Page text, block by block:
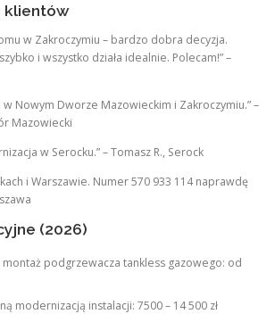
klientów
w Zakroczymiu – bardzo dobra decyzja.
i wszystko działa idealnie. Polecam!” –
w Nowym Dworze Mazowieckim i Zakroczymiu.” –
Mazowiecki
w Serocku.” – Tomasz R., Serock
i Warszawie. Numer 570 933 114 naprawdę
(2026)
podgrzewacza tankless gazowego: od
modernizacją instalacji: 7500 – 14 500 zł